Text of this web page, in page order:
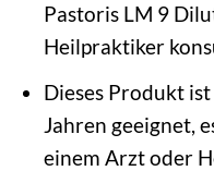
Pastoris LM 9
Heilpraktiker
Dieses Produkt
Jahren geeignet,
einem Arzt oder